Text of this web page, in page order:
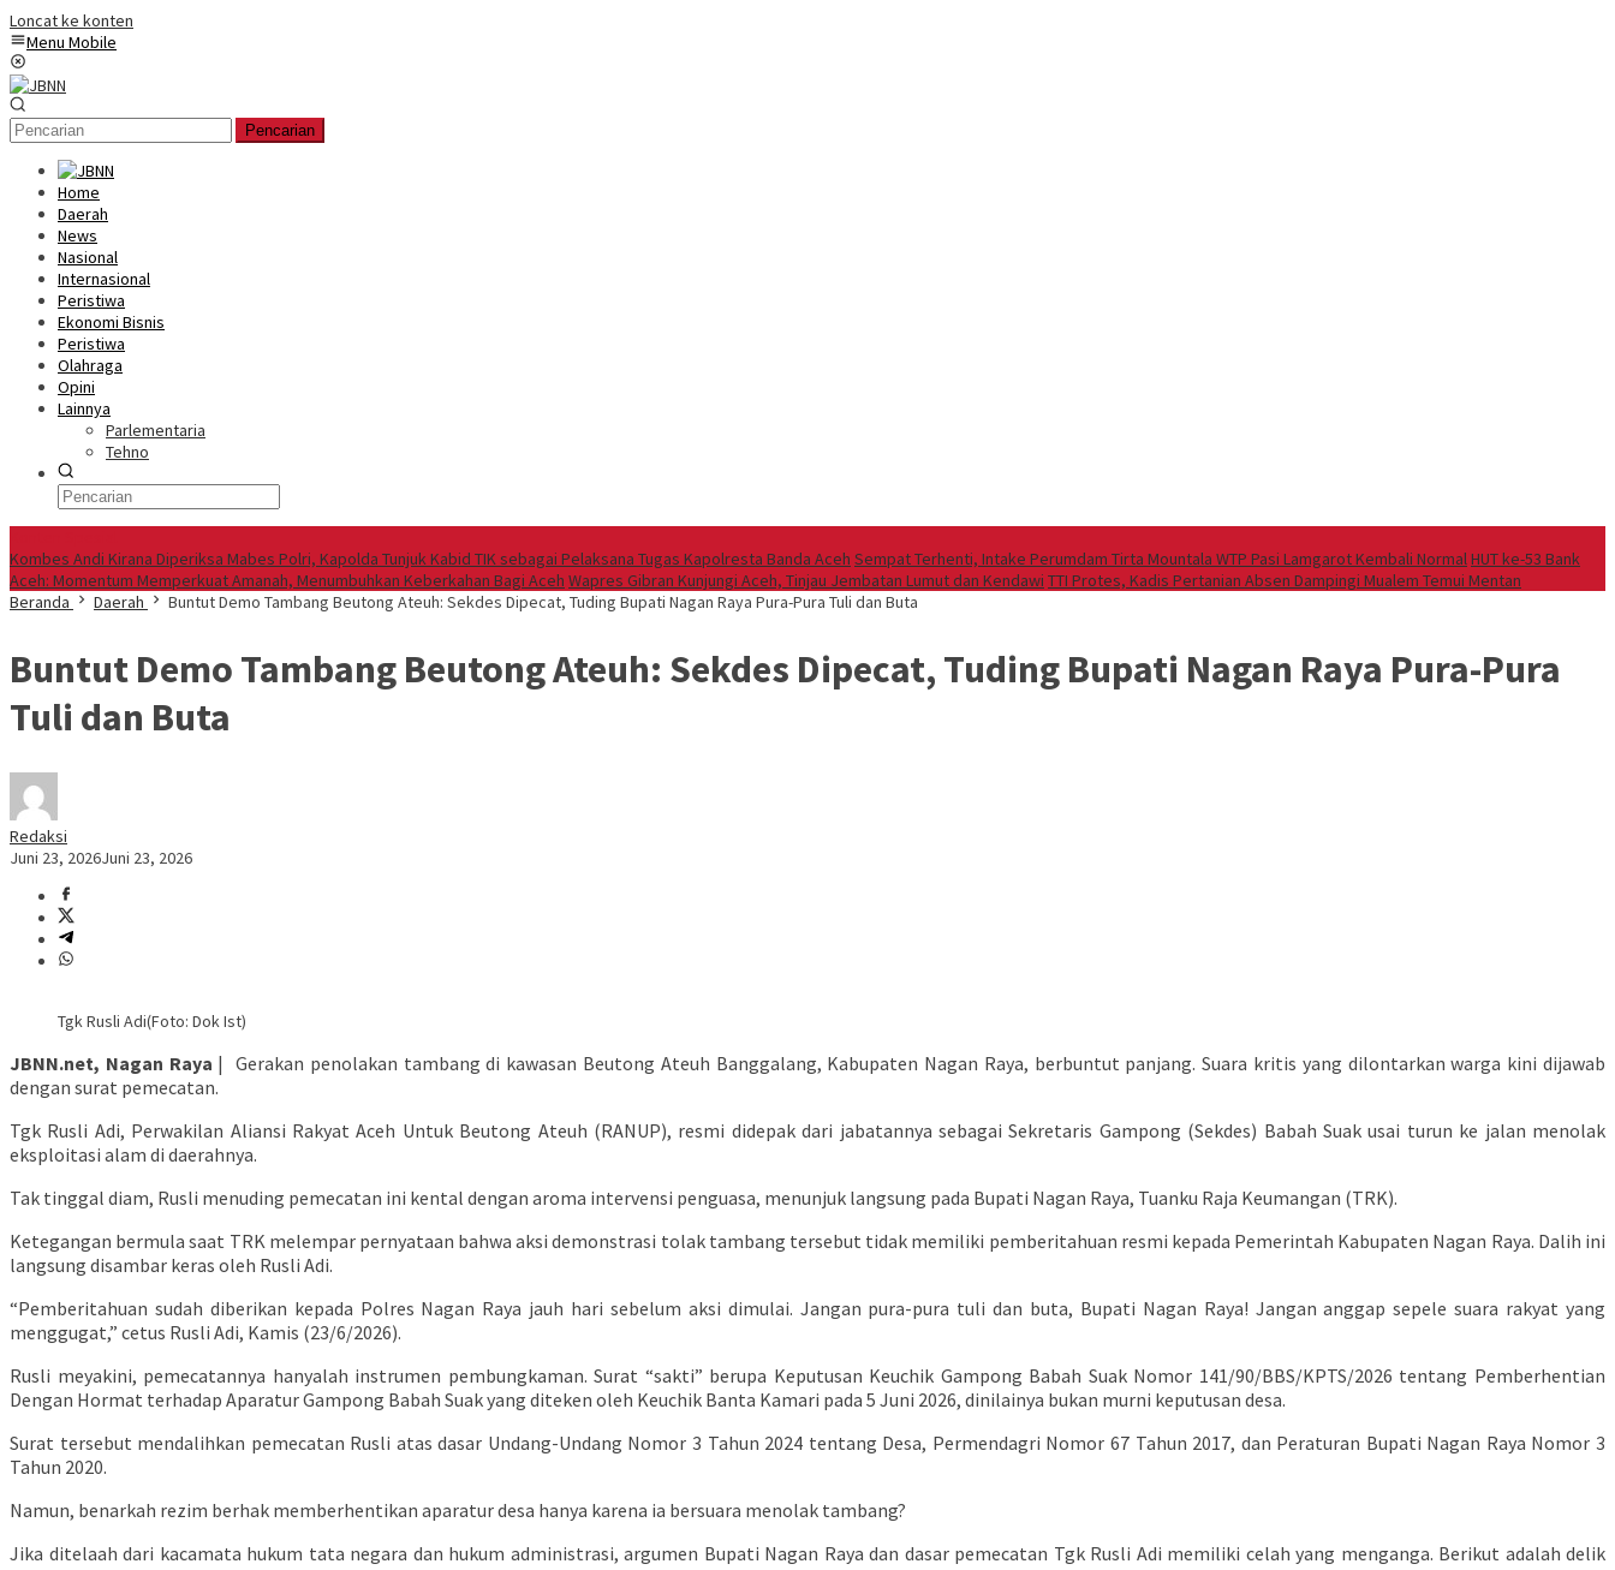
Loncat ke konten
Menu Mobile
Pencarian
Home
Daerah
News
Nasional
Internasional
Peristiwa
Ekonomi Bisnis
Peristiwa
Olahraga
Opini
Lainnya
Parlementaria
Tehno
Kombes Andi Kirana Diperiksa Mabes Polri, Kapolda Tunjuk Kabid TIK sebagai Pelaksana Tugas Kapolresta Banda Aceh Sempat Terhenti, Intake Perumdam Tirta Mountala WTP Pasi Lamgarot Kembali NormalHUT ke-53 Bank
Aceh: Momentum Memperkuat Amanah, Menumbuhkan Keberkahan Bagi Aceh Wapres Gibran Kunjungi Aceh, Tinjau Jembatan Lumut dan Kendawi TTI Protes, Kadis Pertanian Absen Dampingi Mualem Temui Mentan
Beranda
Daerah Buntut Demo Tambang Beutong Ateuh: Sekdes Dipecat, Tuding Bupati Nagan Raya Pura-Pura Tuli dan Buta
Buntut Demo Tambang Beutong Ateuh: Sekdes Dipecat, Tuding Bupati Nagan Raya Pura-Pura
Tuli dan Buta
Redaksi
Juni 23, 2026Juni 23, 2026
Tgk Rusli Adi(Foto: Dok Ist)
JBNN.net, Nagan Raya | Gerakan penolakan tambang di kawasan Beutong Ateuh Banggalang, Kabupaten Nagan Raya, berbuntut panjang. Suara kritis yang dilontarkan warga kini dijawab
dengan surat pemecatan.
Tgk Rusli Adi, Perwakilan Aliansi Rakyat Aceh Untuk Beutong Ateuh (RANUP), resmi didepak dari jabatannya sebagai Sekretaris Gampong (Sekdes) Babah Suak usai turun ke jalan menolak
eksploitasi alam di daerahnya.
Tak tinggal diam, Rusli menuding pemecatan ini kental dengan aroma intervensi penguasa, menunjuk langsung pada Bupati Nagan Raya, Tuanku Raja Keumangan (TRK).
Ketegangan bermula saat TRK melempar pernyataan bahwa aksi demonstrasi tolak tambang tersebut tidak memiliki pemberitahuan resmi kepada Pemerintah Kabupaten Nagan Raya. Dalih ini
langsung disambar keras oleh Rusli Adi.
“Pemberitahuan sudah diberikan kepada Polres Nagan Raya jauh hari sebelum aksi dimulai. Jangan pura-pura tuli dan buta, Bupati Nagan Raya! Jangan anggap sepele suara rakyat yang
menggugat,” cetus Rusli Adi, Kamis (23/6/2026).
Rusli meyakini, pemecatannya hanyalah instrumen pembungkaman. Surat “sakti” berupa Keputusan Keuchik Gampong Babah Suak Nomor 141/90/BBS/KPTS/2026 tentang Pemberhentian
Dengan Hormat terhadap Aparatur Gampong Babah Suak yang diteken oleh Keuchik Banta Kamari pada 5 Juni 2026, dinilainya bukan murni keputusan desa.
Surat tersebut mendalihkan pemecatan Rusli atas dasar Undang-Undang Nomor 3 Tahun 2024 tentang Desa, Permendagri Nomor 67 Tahun 2017, dan Peraturan Bupati Nagan Raya Nomor 3
Tahun 2020.
Namun, benarkah rezim berhak memberhentikan aparatur desa hanya karena ia bersuara menolak tambang?
Jika ditelaah dari kacamata hukum tata negara dan hukum administrasi, argumen Bupati Nagan Raya dan dasar pemecatan Tgk Rusli Adi memiliki celah yang menganga. Berikut adalah delik